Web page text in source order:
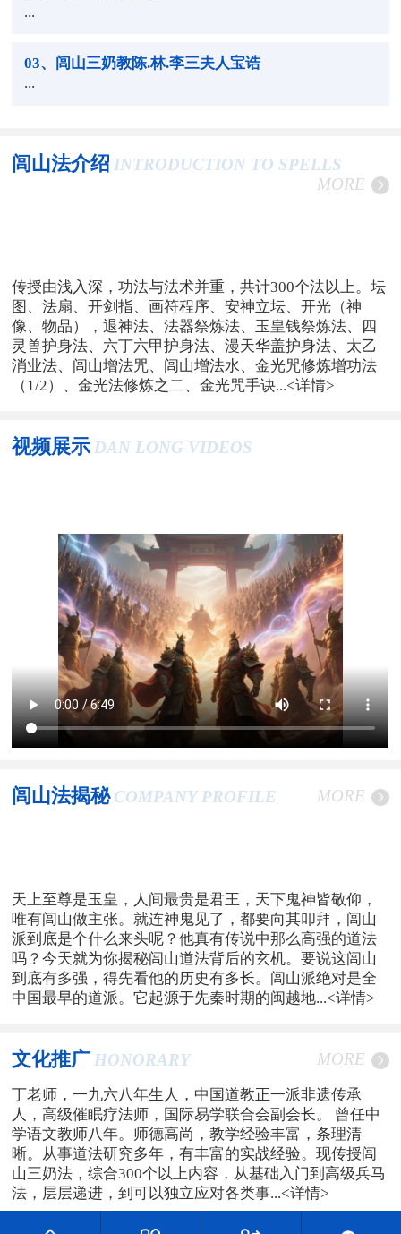
...
03、闾山三奶教陈.林.李三夫人宝诰
...
闾山法介绍 INTRODUCTION TO SPELLS
MORE
传授由浅入深，功法与法术并重，共计300个法以上。坛
图、法扇、开剑指、画符程序、安神立坛、开光（神
像、物品），退神法、法器祭炼法、玉皇钱祭炼法、四
灵兽护身法、六丁六甲护身法、漫天华盖护身法、太乙
消业法、闾山增法咒、闾山增法水、金光咒修炼增功法
（1/2）、金光法修炼之二、金光咒手诀...<详情>
视频展示 DAN LONG VIDEOS
闾山法揭秘 COMPANY PROFILE MORE
天上至尊是玉皇，人间最贵是君王，天下鬼神皆敬仰，
唯有闾山做主张。就连神鬼见了，都要向其叩拜，闾山
派到底是个什么来头呢？他真有传说中那么高强的道法
吗？今天就为你揭秘闾山道法背后的玄机。要说这闾山
到底有多强，得先看他的历史有多长。闾山派绝对是全
中国最早的道派。它起源于先秦时期的闽越地...<详情>
文化推广 HONORARY MORE
丁老师，一九六八年生人，中国道教正一派非遗传承
人，高级催眠疗法师，国际易学联合会副会长。 曾任中
学语文教师八年。师德高尚，教学经验丰富，条理清
晰。从事道法研究多年，有丰富的实战经验。现传授闾
山三奶法，综合300个以上内容，从基础入门到高级兵马
法，层层递进，到可以独立应对各类事...<详情>